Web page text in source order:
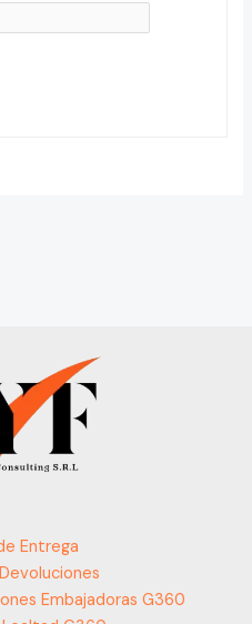
Entrega
Embajadoras G360